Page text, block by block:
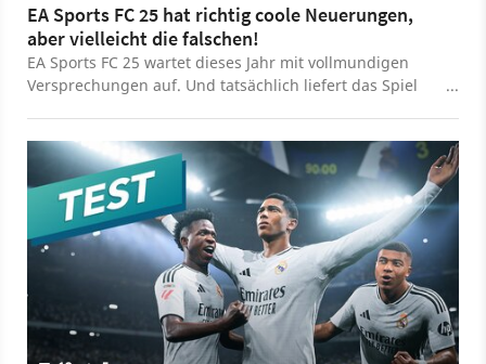
EA Sports FC 25 hat richtig coole Neuerungen,
aber vielleicht die falschen!
EA Sports FC 25 wartet dieses Jahr mit vollmundigen
Versprechungen auf. Und tatsächlich liefert das Spiel
Community werden die Neuerungen kalt lassen. Auf
grundlegende Verbesserungen und
Problembehebungen verzichtet man aber größtenteils.
Das Gute, das Schlechte und für wen FC 25 wirklich
geeignet ist, zeigt euch Jules in diesem Video.